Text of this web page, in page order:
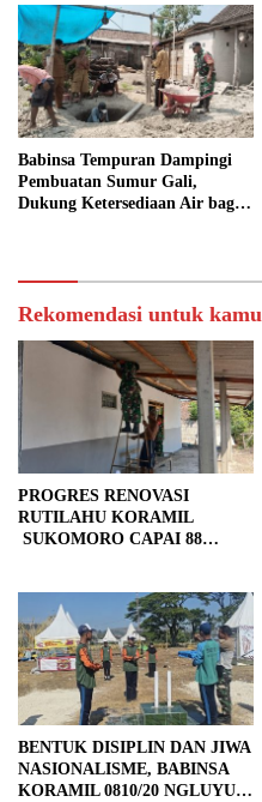
Babinsa Tempuran Dampingi
Pembuatan Sumur Gali,
Dukung Ketersediaan Air bagi
Rekomendasi untuk kamu
PROGRES RENOVASI
RUTILAHU KORAMIL
SUKOMORO CAPAI 88
BENTUK DISIPLIN DAN JIWA
NASIONALISME, BABINSA
KORAMIL 0810/20 NGLUYU